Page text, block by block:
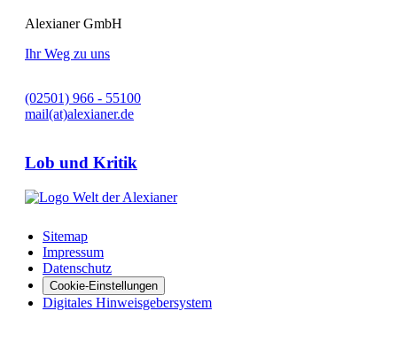
Alexianer GmbH
Ihr Weg zu uns
(02501) 966 - 55100
mail(at)alexianer.de
Lob und Kritik
Sitemap
Impressum
Datenschutz
Cookie-Einstellungen
Digitales Hinweisgebersystem